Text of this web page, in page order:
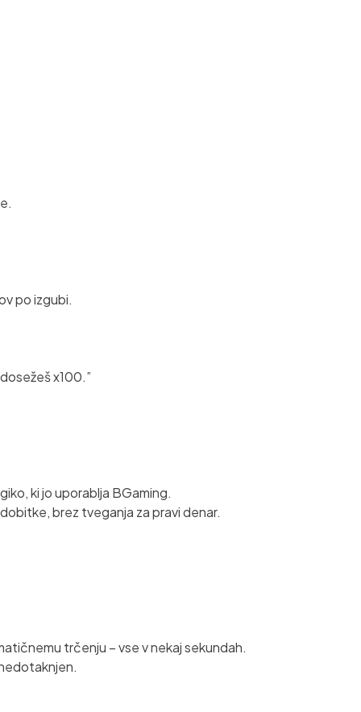
po izgubi.
x100.”
ki jo uporablja BGaming.
brez tveganja za pravi denar.
trčenju – vse v nekaj sekundah.